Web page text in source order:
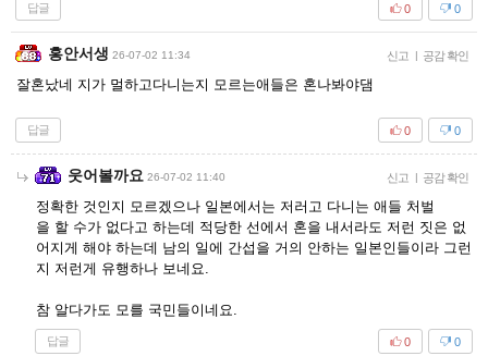
답글 0
0
홍안서생 26-07-02 11:34 신고 | 공감 확인
잘혼났네 지가 멀하고다니는지 모르는애들은 혼나봐야댐
답글 0
0
웃어볼까요 26-07-02 11:40 신고 | 공감 확인
정확한 것인지 모르겠으나 일본에서는 저러고 다니는 애들 처벌
을 할 수가 없다고 하는데 적당한 선에서 혼을 내서라도 저런 짓은 없
어지게 해야 하는데 남의 일에 간섭을 거의 안하는 일본인들이라 그런
지 저런게 유행하나 보네요.
참 알다가도 모를 국민들이네요.
답글 0
0